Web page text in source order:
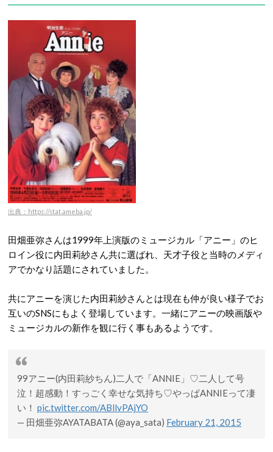
出典：https://stat.ameba.jp/
田畑亜弥さんは1999年上演版のミュージカル「アニー」のヒ
ロイン役に内田莉紗さん共に選ばれ、天才子役と当時のメディ
アでかなり話題にされていました。
共にアニーを演じた内田莉紗さんとは現在も仲が良い様子でお
互いのSNSにもよく登場しています。一緒にアニーの映画版や
ミュージカルの新作を観に行く事もあるようです。
99アニー(内田莉紗ちん)二人で「ANNIE」♡二人して号
泣！超感動！すっごく幸せな気持ち♡やっぱANNIEって凄
い！ pic.twitter.com/ABllvPAjYO
— 田畑亜弥AYATABATA (@aya_sata) February 21, 2015